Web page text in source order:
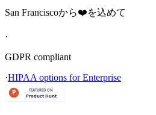
San Franciscoから❤️を込めて
·
GDPR compliant
·HIPAA options for Enterprise